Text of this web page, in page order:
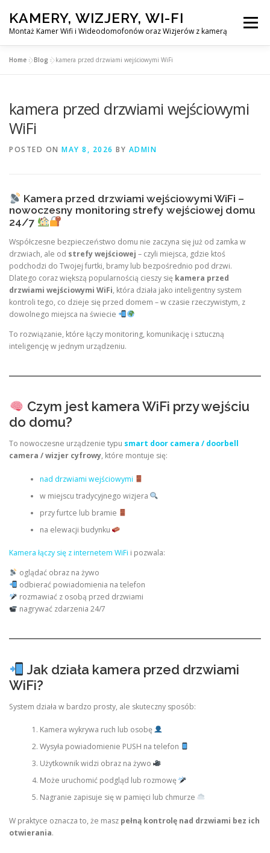
content
KAMERY, WIZJERY, WI-FI
Montaż Kamer Wifi i Wideodomofonów oraz Wizjerów z kamerą
Menu
MONTAŻ WIDEDOMOFONÓW
KONTAKT
EN
Home »Blog »kamera przed drzwiami wejściowymi WiFi
kamera przed drzwiami wejściowymi
WiFi
POSTED ON MAY 8, 2026 BY ADMIN
Kamera przed drzwiami wejściowymi WiFi –
nowoczesny monitoring strefy wejściowej domu
24/7
Współczesne bezpieczeństwo domu nie zaczyna się już od zamka w
drzwiach, ale od strefy wejściowej – czyli miejsca, gdzie ktoś
podchodzi do Twojej furtki, bramy lub bezpośrednio pod drzwi.
Dlatego coraz większą popularnością cieszy się kamera przed
drzwiami wejściowymi WiFi, która działa jako inteligentny system
kontroli tego, co dzieje się przed domem – w czasie rzeczywistym, z
dowolnego miejsca na świecie
To rozwiązanie, które łączy monitoring, komunikację i sztuczną
inteligencję w jednym urządzeniu.
Czym jest kamera WiFi przy wejściu
do domu?
To nowoczesne urządzenie typu smart door camera / doorbell
camera / wizjer cyfrowy, które montuje się:
nad drzwiami wejściowymi
w miejscu tradycyjnego wizjera
przy furtce lub bramie
na elewacji budynku
Kamera łączy się z internetem WiFi i pozwala:
oglądać obraz na żywo
odbierać powiadomienia na telefon
rozmawiać z osobą przed drzwiami
nagrywać zdarzenia 24/7
Jak działa kamera przed drzwiami
WiFi?
System działa w bardzo prosty, ale skuteczny sposób:
Kamera wykrywa ruch lub osobę
Wysyła powiadomienie PUSH na telefon
Użytkownik widzi obraz na żywo
Może uruchomić podgląd lub rozmowę
Nagranie zapisuje się w pamięci lub chmurze
W praktyce oznacza to, że masz pełną kontrolę nad drzwiami bez ich
otwierania.